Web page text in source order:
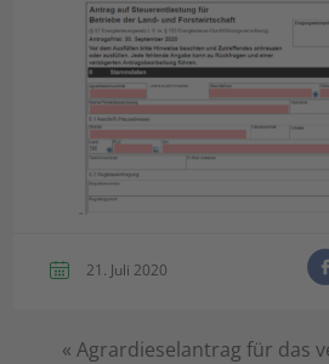
21. Juli 2020
«Agrardieselantrag für das